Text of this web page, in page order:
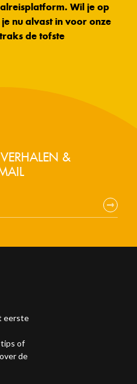
Wil je op
nu alvast in voor onze
de tofste
&
eerste
tips of
de